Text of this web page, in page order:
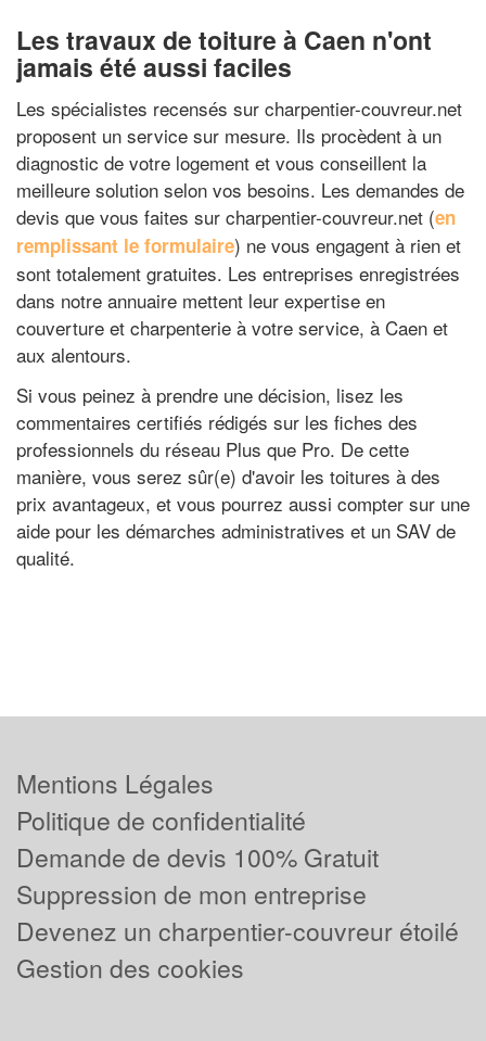
Les travaux de toiture à Caen n'ont
jamais été aussi faciles
Les spécialistes recensés sur charpentier-couvreur.net
proposent un service sur mesure. Ils procèdent à un
diagnostic de votre logement et vous conseillent la
meilleure solution selon vos besoins. Les demandes de
devis que vous faites sur charpentier-couvreur.net (en
remplissant le formulaire) ne vous engagent à rien et
sont totalement gratuites. Les entreprises enregistrées
dans notre annuaire mettent leur expertise en
couverture et charpenterie à votre service, à Caen et
aux alentours.
Si vous peinez à prendre une décision, lisez les
commentaires certifiés rédigés sur les fiches des
professionnels du réseau Plus que Pro. De cette
manière, vous serez sûr(e) d'avoir les toitures à des
prix avantageux, et vous pourrez aussi compter sur une
aide pour les démarches administratives et un SAV de
qualité.
Mentions Légales
Politique de confidentialité
Demande de devis 100% Gratuit
Suppression de mon entreprise
Devenez un charpentier-couvreur étoilé
Gestion des cookies